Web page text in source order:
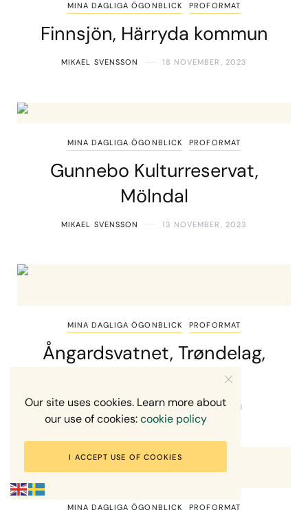
MINA DAGLIGA ÖGONBLICK PROFORMAT
Finnsjön, Härryda kommun
MIKAEL SVENSSON 18 NOVEMBER, 2023
MINA DAGLIGA ÖGONBLICK PROFORMAT
Gunnebo Kulturreservat,
Mölndal
MIKAEL SVENSSON 13 NOVEMBER, 2023
MINA DAGLIGA ÖGONBLICK PROFORMAT
Ångardsvatnet, Trøndelag,
MIKAEL SVENSSON 31 OKTOBER, 2023
MINA DAGLIGA ÖGONBLICK PROFORMAT
Our site uses cookies. Learn more about
our use of cookies:cookie policy
I ACCEPT USE OF COOKIES